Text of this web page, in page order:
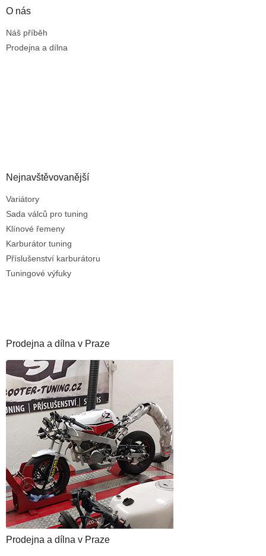
O nás
Náš příběh
Prodejna a dílna
Nejnavštěvovanější
Variátory
Sada válců pro tuning
Klínové řemeny
Karburátor tuning
Příslušenství karburátoru
Tuningové výfuky
Prodejna a dílna v Praze
Prodejna a dílna v Praze